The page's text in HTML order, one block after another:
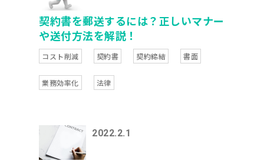
契約書を郵送するには？正しいマナー
や送付方法を解説！
コスト削減 契約書 契約締結 書面
業務効率化 法律
2022.2.1